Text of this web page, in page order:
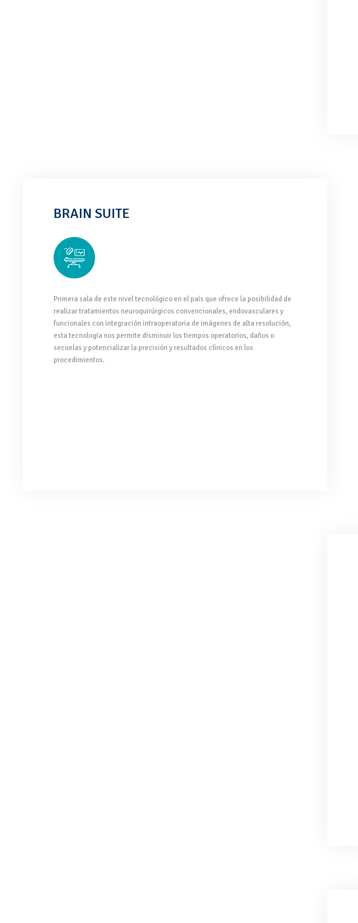
BRAIN SUITE
Primera sala de este nivel tecnológico en el país que ofrece la posibilidad de
realizar tratamientos neuroquirúrgicos convencionales, endovasculares y
funcionales con integración intraoperatoria de imágenes de alta resolución,
esta tecnología nos permite disminuir los tiempos operatorios, daños o
secuelas y potencializar la precisión y resultados clínicos en los
procedimientos.